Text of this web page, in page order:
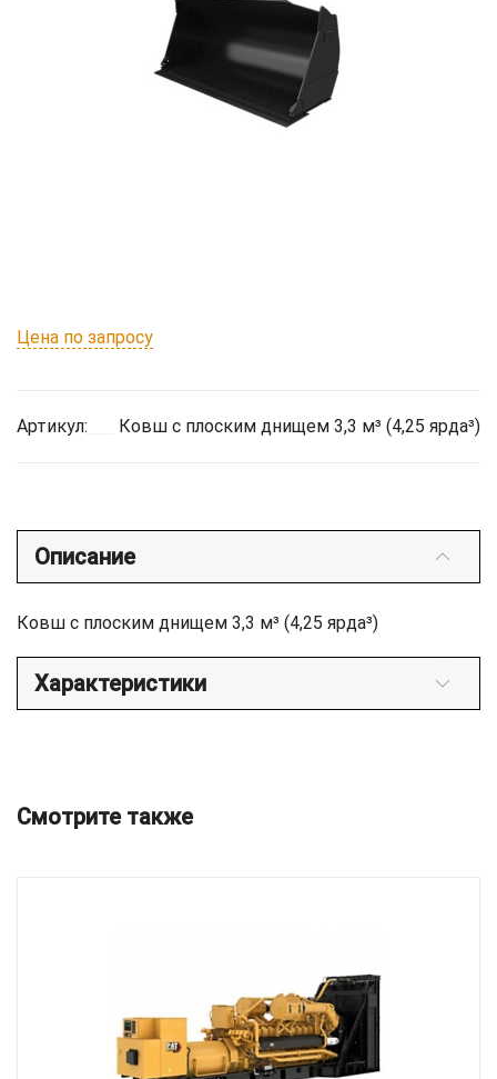
Цена по запросу
Артикул: Ковш с плоским днищем 3,3 м³ (4,25 ярда³)
Описание
Ковш с плоским днищем 3,3 м³ (4,25 ярда³)
Характеристики
Смотрите также